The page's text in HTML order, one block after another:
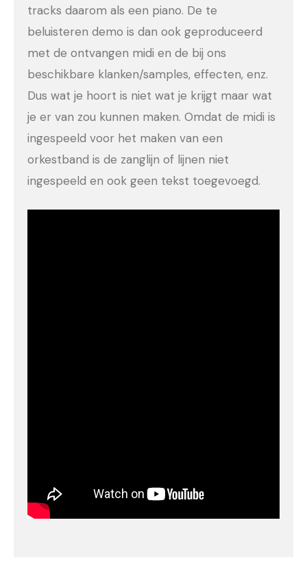
tracks daarom als een piano. De te
beluisteren demo is dan ook geproduceerd
met de ontvangen midi en de bij ons
beschikbare klanken/samples, effecten, enz.
Dus wat je hoort is niet wat je krijgt maar wat
je er van zou kunnen maken. Omdat de midi is
ingespeeld voor het maken van een
orkestband is de zanglijn of lijnen niet
ingespeeld en ook geen tekst toegevoegd.